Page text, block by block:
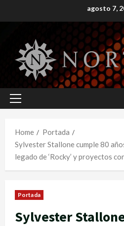
to
agosto 7,
Primary
Home
Portada
Sylvester Stallone cumple 80
legado de ‘Rocky’ y proyectos
Portada
Sylvester